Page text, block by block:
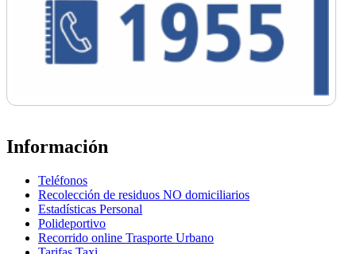
Información
Teléfonos
Recolección de residuos NO domiciliarios
Estadísticas Personal
Polideportivo
Recorrido online Trasporte Urbano